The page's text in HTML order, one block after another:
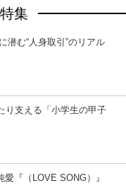
集
潜む“人身取引”のリアル
り支える「小学生の甲子
『（LOVE SONG）』